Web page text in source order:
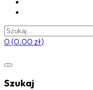
0 (0.00 zł)
Szukaj